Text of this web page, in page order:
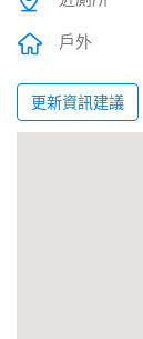
戶外
更新資訊建議